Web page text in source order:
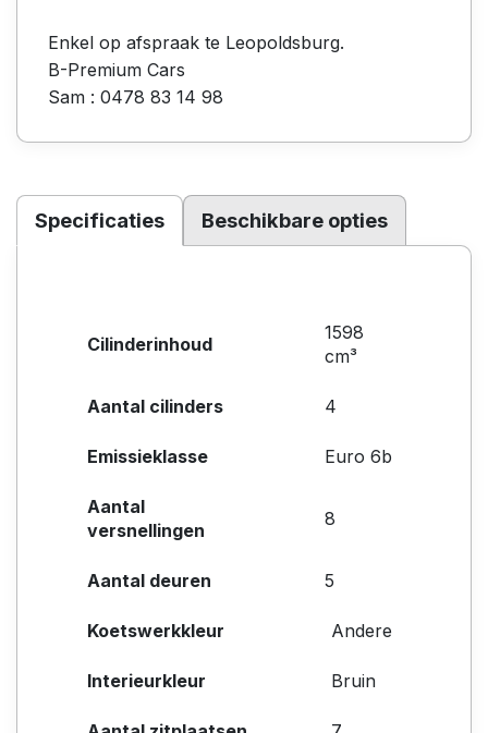
Enkel op afspraak te Leopoldsburg.
B-Premium Cars
Sam : 0478 83 14 98
Specificaties Beschikbare opties
Cilinderinhoud
1598
cm³
Aantal cilinders 4
Emissieklasse Euro 6b
Aantal
versnellingen
8
Aantal deuren 5
Koetswerkkleur Andere
Interieurkleur Bruin